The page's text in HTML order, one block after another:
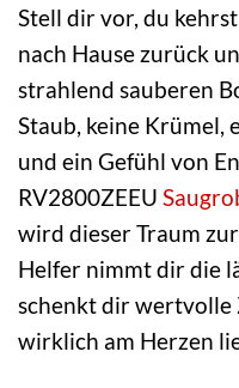
Stell dir vor, du
nach Hause zurück
strahlend sauberen
Staub, keine Krümel,
und ein Gefühl von
RV2800ZEEU
wird dieser Traum
Helfer nimmt dir die
schenkt dir wertvolle
wirklich am Herzen